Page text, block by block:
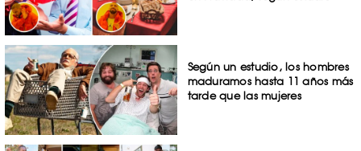
Según un estudio, los hombres
maduramos hasta 11 años más
tarde que las mujeres